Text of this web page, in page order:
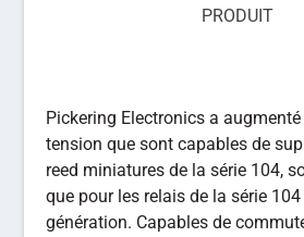
PRODUIT
Pickering Electronics a augmenté
tension que sont capables de
reed miniatures de la série 104,
que pour les relais de la série
génération. Capables de